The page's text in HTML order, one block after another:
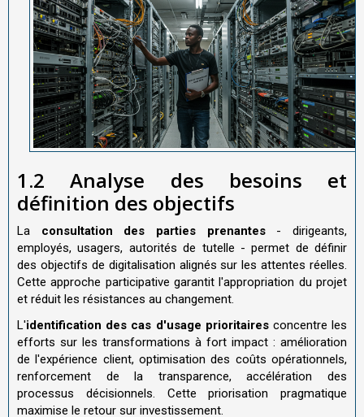
1.2 Analyse des besoins et
définition des objectifs
La consultation des parties prenantes- dirigeants,
employés, usagers, autorités de tutelle - permet de définir
des objectifs de digitalisation alignés sur les attentes réelles.
Cette approche participative garantit l'appropriation du projet
et réduit les résistances au changement.
L'identification des cas d'usage prioritairesconcentre les
efforts sur les transformations à fort impact : amélioration
de l'expérience client, optimisation des coûts opérationnels,
renforcement de la transparence, accélération des
processus décisionnels. Cette priorisation pragmatique
maximise le retour sur investissement.